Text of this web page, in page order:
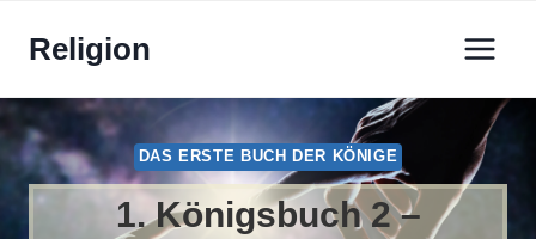
InhaltReligion
DAS ERSTE BUCH DER KÖNIGE
1. Königsbuch 2 –